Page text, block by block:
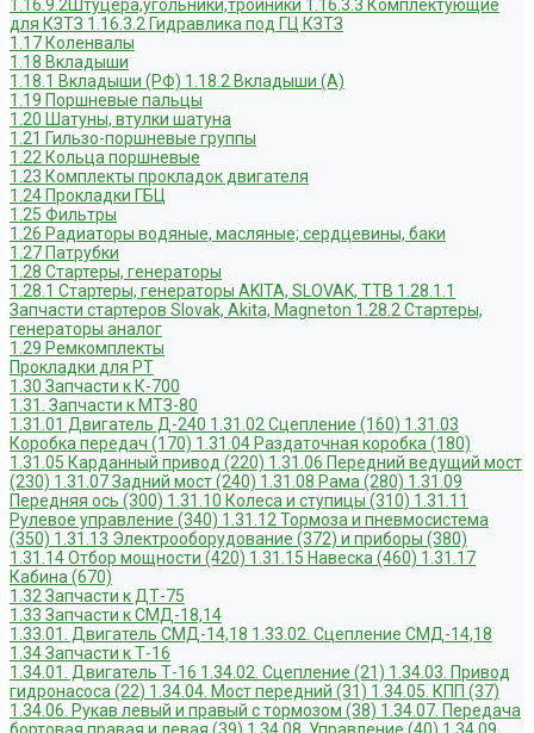
1.16.9.2Штуцера,угольники,тройники 1.16.3.3 Комплектующие
для КЗТЗ 1.16.3.2 Гидравлика под ГЦ КЗТЗ
1.17 Коленвалы
1.18 Вкладыши
1.18.1 Вкладыши (РФ) 1.18.2 Вкладыши (А)
1.19 Поршневые пальцы
1.20 Шатуны, втулки шатуна
1.21 Гильзо-поршневые группы
1.22 Кольца поршневые
1.23 Комплекты прокладок двигателя
1.24 Прокладки ГБЦ
1.25 Фильтры
1.26 Радиаторы водяные, масляные; сердцевины, баки
1.27 Патрубки
1.28 Стартеры, генераторы
1.28.1 Стартеры, генераторы AKITA, SLOVAK, ТТВ 1.28.1.1
Запчасти стартеров Slovak, Akita, Magneton 1.28.2 Стартеры,
генераторы аналог
1.29 Ремкомплекты
Прокладки для РТ
1.30 Запчасти к К-700
1.31. Запчасти к МТЗ-80
1.31.01 Двигатель Д-240 1.31.02 Сцепление (160) 1.31.03
Коробка передач (170) 1.31.04 Раздаточная коробка (180)
1.31.05 Карданный привод (220) 1.31.06 Передний ведущий мост
(230) 1.31.07 Задний мост (240) 1.31.08 Рама (280) 1.31.09
Передняя ось (300) 1.31.10 Колеса и ступицы (310) 1.31.11
Рулевое управление (340) 1.31.12 Тормоза и пневмосистема
(350) 1.31.13 Электрооборудование (372) и приборы (380)
1.31.14 Отбор мощности (420) 1.31.15 Навеска (460) 1.31.17
Кабина (670)
1.32 Запчасти к ДТ-75
1.33 Запчасти к СМД-18,14
1.33.01. Двигатель СМД-14,18 1.33.02. Сцепление СМД-14,18
1.34 Запчасти к Т-16
1.34.01. Двигатель Т-16 1.34.02. Сцепление (21) 1.34.03. Привод
гидронасоса (22) 1.34.04. Мост передний (31) 1.34.05. КПП (37)
1.34.06. Рукав левый и правый с тормозом (38) 1.34.07. Передача